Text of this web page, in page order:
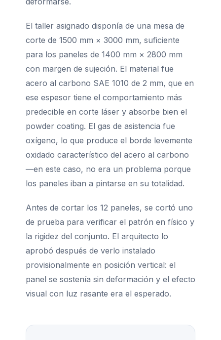
El taller asignado disponía de una mesa de
corte de 1500 mm × 3000 mm, suficiente
para los paneles de 1400 mm × 2800 mm
con margen de sujeción. El material fue
acero al carbono SAE 1010 de 2 mm, que en
ese espesor tiene el comportamiento más
predecible en corte láser y absorbe bien el
powder coating. El gas de asistencia fue
oxígeno, lo que produce el borde levemente
oxidado característico del acero al carbono
—en este caso, no era un problema porque
los paneles iban a pintarse en su totalidad.
Antes de cortar los 12 paneles, se cortó uno
de prueba para verificar el patrón en físico y
la rigidez del conjunto. El arquitecto lo
aprobó después de verlo instalado
provisionalmente en posición vertical: el
panel se sostenía sin deformación y el efecto
visual con luz rasante era el esperado.